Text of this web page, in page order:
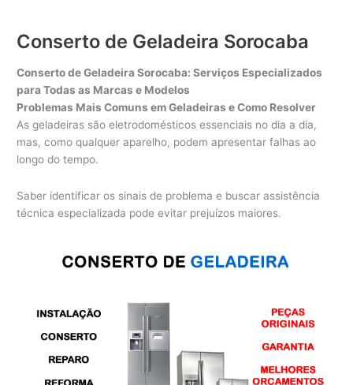
Conserto de Geladeira Sorocaba
Conserto de Geladeira Sorocaba: Serviços Especializados
para Todas as Marcas e Modelos
Problemas Mais Comuns em Geladeiras e Como Resolver
As geladeiras são eletrodomésticos essenciais no dia a dia,
mas, como qualquer aparelho, podem apresentar falhas ao
longo do tempo.
Saber identificar os sinais de problema e buscar assistência
técnica especializada pode evitar prejuízos maiores.